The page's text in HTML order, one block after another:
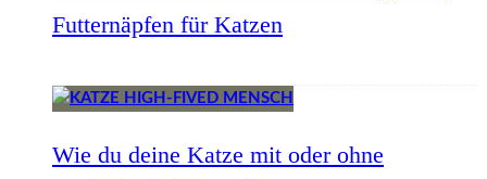
Futternäpfen für Katzen
Wie du deine Katze mit oder ohne